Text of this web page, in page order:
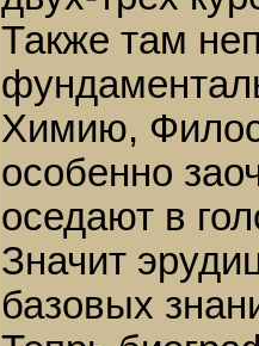
Также там
Химию,
особенно
оседают в
Значит
базовых